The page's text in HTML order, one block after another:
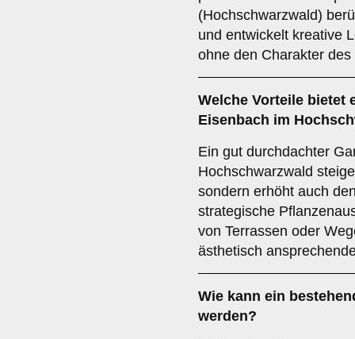
(Hochschwarzwald)
und entwickelt kreative
ohne den Charakter
Welche Vorteile bietet
Eisenbach im
Ein gut durchdachter
Hochschwarzwald
sondern erhöht auch
strategische
von Terrassen oder
ästhetisch
Wie kann ein
werden?